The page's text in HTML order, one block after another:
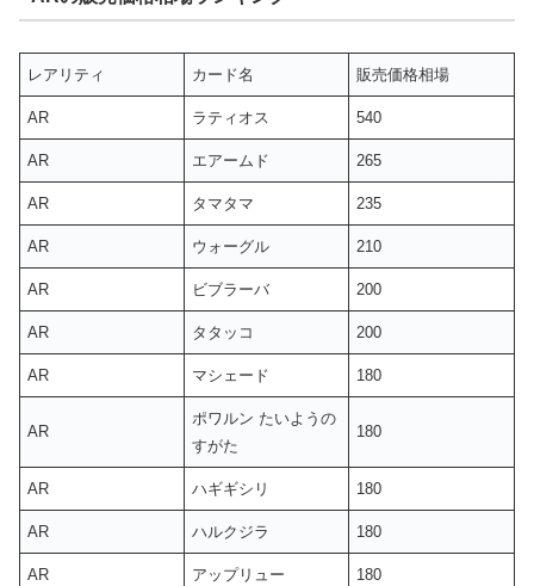
レアリティ カード名 販売価格相場
AR ラティオス 540
AR エアームド 265
AR タマタマ 235
AR ウォーグル 210
AR ビブラーバ 200
AR タタッコ 200
AR マシェード 180
AR
ポワルン たいようの
すがた
180
AR ハギギシリ 180
AR ハルクジラ 180
AR アップリュー 180